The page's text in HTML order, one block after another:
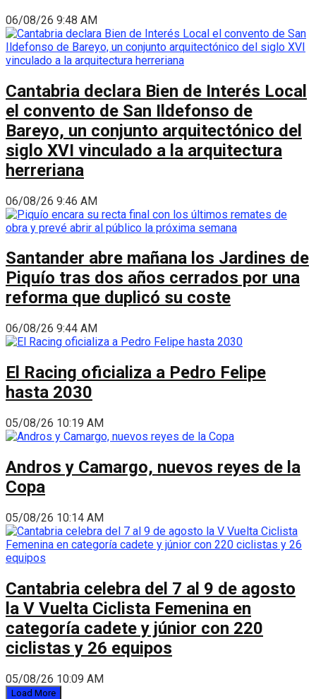
06/08/26 9:48 AM
Cantabria declara Bien de Interés Local
el convento de San Ildefonso de
Bareyo, un conjunto arquitectónico del
siglo XVI vinculado a la arquitectura
herreriana
06/08/26 9:46 AM
Santander abre mañana los Jardines de
Piquío tras dos años cerrados por una
reforma que duplicó su coste
06/08/26 9:44 AM
El Racing oficializa a Pedro Felipe
hasta 2030
05/08/26 10:19 AM
Andros y Camargo, nuevos reyes de la
Copa
05/08/26 10:14 AM
Cantabria celebra del 7 al 9 de agosto
la V Vuelta Ciclista Femenina en
categoría cadete y júnior con 220
ciclistas y 26 equipos
05/08/26 10:09 AM
Load More